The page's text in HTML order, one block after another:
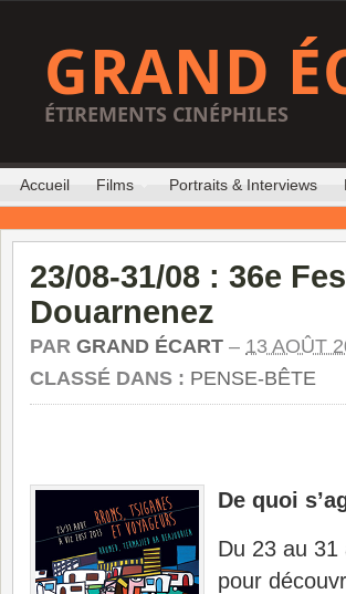
GRAND
ÉTIREMENTS CINÉPHILES
Accueil Films Portraits & Interviews
23/08-31/08 : 36e
Douarnenez
PAR GRAND ÉCART – 13 AOÛT
CLASSÉ DANS : PENSE-BÊTE
De quoi
Du 23 au
pour